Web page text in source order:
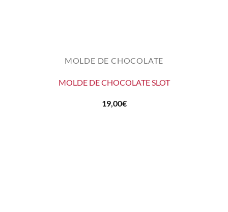
MOLDE DE CHOCOLATE
MOLDE DE CHOCOLATE SLOT
19,00€